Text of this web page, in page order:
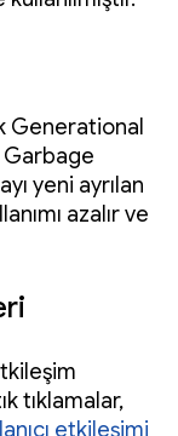
Generational
yeni ayrılan
azalır ve
tıklamalar,
etkileşimi